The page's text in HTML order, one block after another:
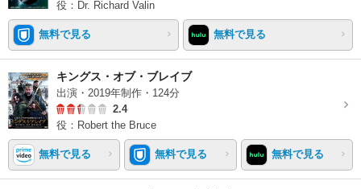
役：Dr. Richard Valin
無料で見る 無料で見る
キングス・オブ・ブレイブ
出演・2019年制作・124分
2.4
役：Robert the Bruce
無料で見る 無料で見る 無料で見る